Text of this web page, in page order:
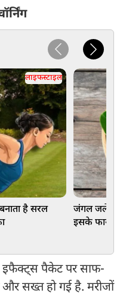
लाइफस्टाइल
है सरल
जंगल जलेबी:
इसके फायदे
इफैक्ट्स पैकेट पर साफ-
सख्त हो गई है. मरीजों